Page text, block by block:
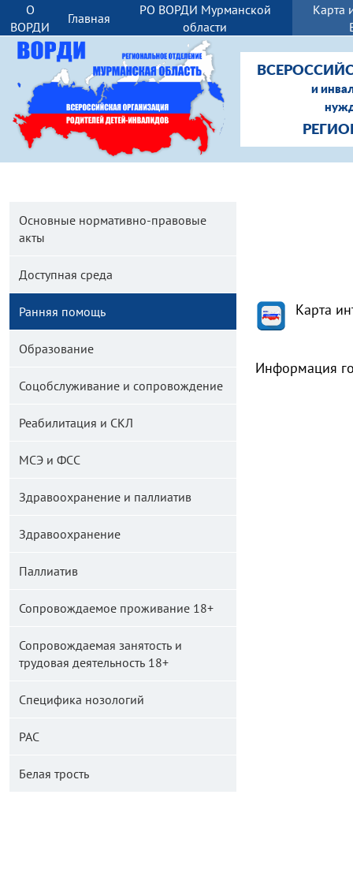
О
ВОРДИ
Главная
РО ВОРДИ Мурманской
области
Карта
и
Основные нормативно-правовые
акты
Доступная среда
Ранняя помощь
Образование
Соцобслуживание и сопровождение
Реабилитация и СКЛ
МСЭ и ФСС
Здравоохранение и паллиатив
Здравоохранение
Паллиатив
Сопровождаемое проживание 18+
Сопровождаемая занятость и
трудовая деятельность 18+
Специфика нозологий
РАС
Белая трость
Карта
Информация